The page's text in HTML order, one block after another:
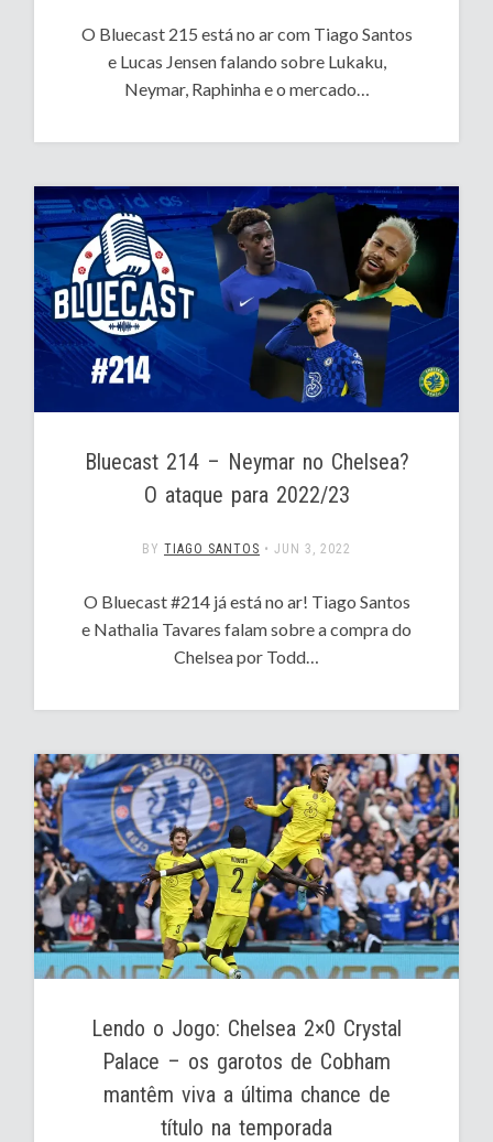
O Bluecast 215 está no ar com Tiago Santos
e Lucas Jensen falando sobre Lukaku,
Neymar, Raphinha e o mercado…
Bluecast 214 – Neymar no Chelsea?
O ataque para 2022/23
BY TIAGO SANTOS • JUN 3, 2022
O Bluecast #214 já está no ar! Tiago Santos
e Nathalia Tavares falam sobre a compra do
Chelsea por Todd…
Lendo o Jogo: Chelsea 2×0 Crystal
Palace – os garotos de Cobham
mantêm viva a última chance de
título na temporada